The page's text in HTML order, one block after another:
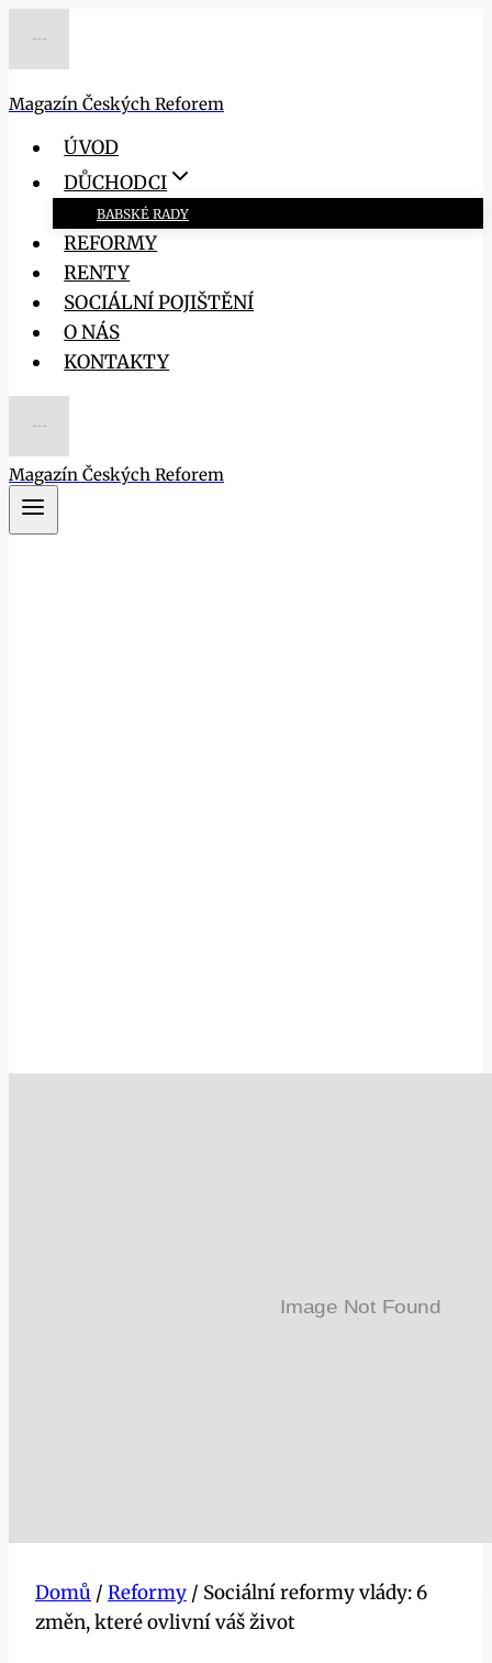
Magazín Českých Reforem
ÚVOD
DŮCHODCI
BABSKÉ RADY
REFORMY
RENTY
SOCIÁLNÍ POJIŠTĚNÍ
O NÁS
KONTAKTY
Magazín Českých Reforem
Domů / Reformy / Sociální reformy vlády: 6
změn, které ovlivní váš život